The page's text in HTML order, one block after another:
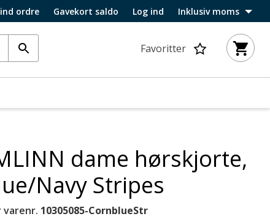
ordre Gavekort saldo Log ind Inklusiv moms
Favoritter
dame hørskjorte,
Navy Stripes
varenr. 10305085-CornblueStr